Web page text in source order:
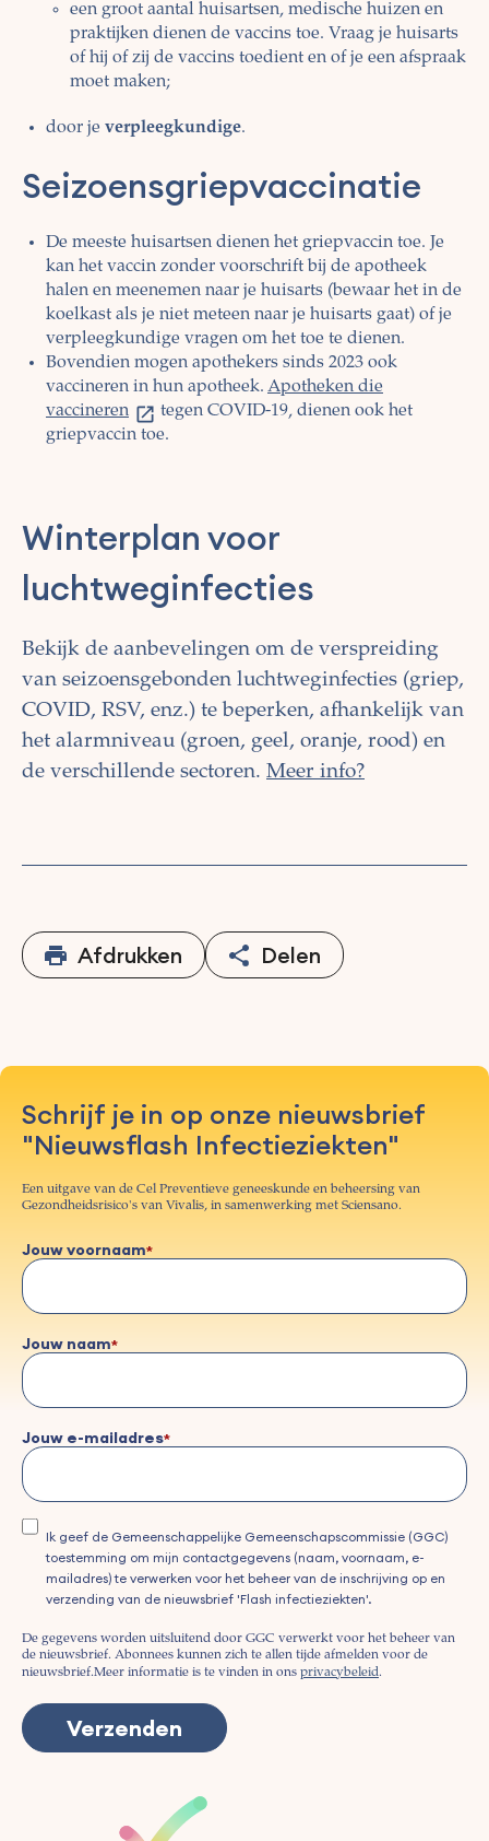
een groot aantal huisartsen, medische huizen en
praktijken dienen de vaccins toe. Vraag je huisarts
of hij of zij de vaccins toedient en of je een afspraak
moet maken;
door je verpleegkundige.
Seizoensgriepvaccinatie
De meeste huisartsen dienen het griepvaccin toe. Je
kan het vaccin zonder voorschrift bij de apotheek
halen en meenemen naar je huisarts (bewaar het in de
koelkast als je niet meteen naar je huisarts gaat) of je
verpleegkundige vragen om het toe te dienen.
Bovendien mogen apothekers sinds 2023 ook
vaccineren in hun apotheek. Apotheken die
vaccineren
tegen COVID-19, dienen ook het
griepvaccin toe.
Winterplan voor
luchtweginfecties
Bekijk de aanbevelingen om de verspreiding
van seizoensgebonden luchtweginfecties (griep,
COVID, RSV, enz.) te beperken, afhankelijk van
het alarmniveau (groen, geel, oranje, rood) en
de verschillende sectoren. Meer info?
Afdrukken Delen
Schrijf je in op onze nieuwsbrief
"Nieuwsflash Infectieziekten"
Een uitgave van de Cel Preventieve geneeskunde en beheersing van
Gezondheidsrisico's van Vivalis, in samenwerking met Sciensano.
Jouw voornaam
Jouw naam
Jouw e-mailadres
Ik geef de Gemeenschappelijke Gemeenschapscommissie (GGC)
toestemming om mijn contactgegevens (naam, voornaam, e-
mailadres) te verwerken voor het beheer van de inschrijving op en
verzending van de nieuwsbrief 'Flash infectieziekten'.
De gegevens worden uitsluitend door GGC verwerkt voor het beheer van
de nieuwsbrief. Abonnees kunnen zich te allen tijde afmelden voor de
nieuwsbrief.Meer informatie is te vinden in ons privacybeleid.